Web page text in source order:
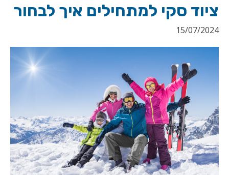
ציוד סקי למתחילים איך לבחור
15/07/2024